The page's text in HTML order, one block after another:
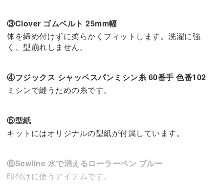
③Clover ゴムベルト 25mm幅
体を締め付けずに柔らかくフィットします。洗濯に強
く、型崩れしません。
④フジックス シャッペスパンミシン糸 60番手 色番102
ミシンで縫うための糸です。
⑤型紙
キットにはオリジナルの型紙が付属しています。
⑥Sewline 水で消えるローラーペン ブルー
印付けに使うアイテムです。